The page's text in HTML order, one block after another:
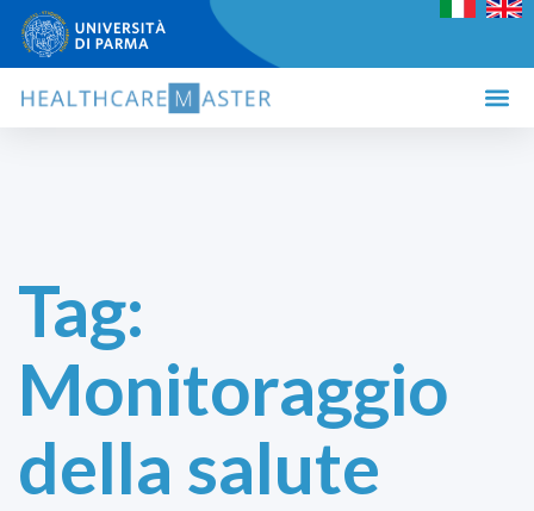
Tag:
Monitoraggio
della salute